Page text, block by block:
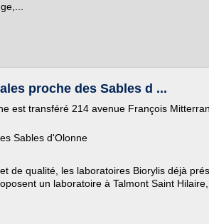
proche des Sables d ...
est transféré 214 avenue François
Sables d'Olonne
de qualité, les laboratoires Biorylis déjà
un laboratoire à Talmont Saint